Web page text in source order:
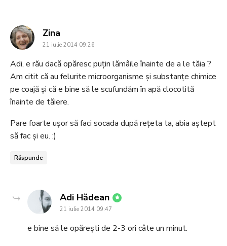
Zina
21 iulie 2014 09:26
Adi, e rău dacă opăresc puțin lămâile înainte de a le tăia ?
Am citit că au felurite microorganisme și substanțe chimice
pe coajă și că e bine să le scufundăm în apă clocotită
înainte de tăiere.
Pare foarte ușor să faci socada după rețeta ta, abia aștept
să fac și eu. :)
Răspunde
Adi Hădean says:
21 iulie 2014 09:47
e bine să le opărești de 2-3 ori câte un minut.